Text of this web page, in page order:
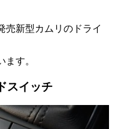
売新型カムリのドライ
す。
スイッチ